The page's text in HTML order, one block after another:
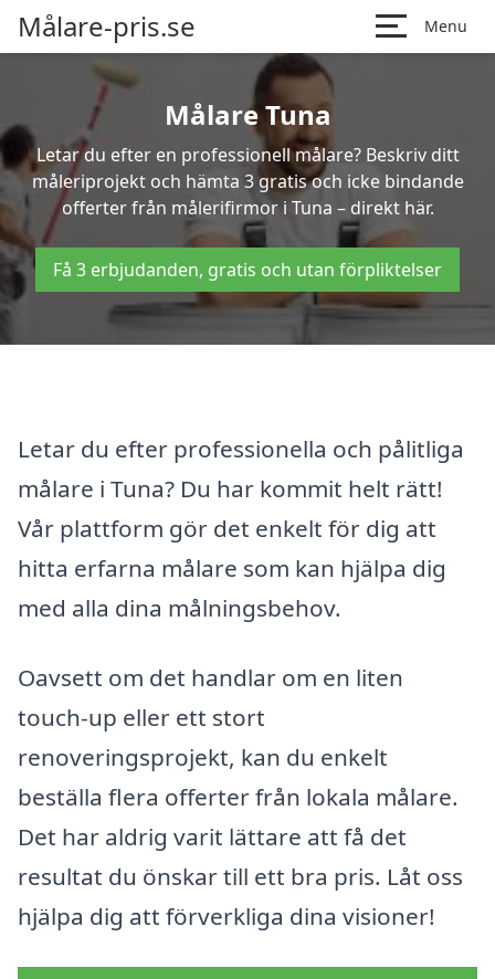
Målare-pris.se Menu
Målare Tuna
Letar du efter en professionell målare? Beskriv ditt
måleriprojekt och hämta 3 gratis och icke bindande
offerter från målerifirmor i Tuna – direkt här.
Få 3 erbjudanden, gratis och utan förpliktelser
Letar du efter professionella och pålitliga
målare i Tuna? Du har kommit helt rätt!
Vår plattform gör det enkelt för dig att
hitta erfarna målare som kan hjälpa dig
med alla dina målningsbehov.
Oavsett om det handlar om en liten
touch-up eller ett stort
renoveringsprojekt, kan du enkelt
beställa flera offerter från lokala målare.
Det har aldrig varit lättare att få det
resultat du önskar till ett bra pris. Låt oss
hjälpa dig att förverkliga dina visioner!